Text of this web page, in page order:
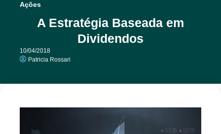
Ações
A Estratégia Baseada em
Dividendos
10/04/2018
Patricia Rossari